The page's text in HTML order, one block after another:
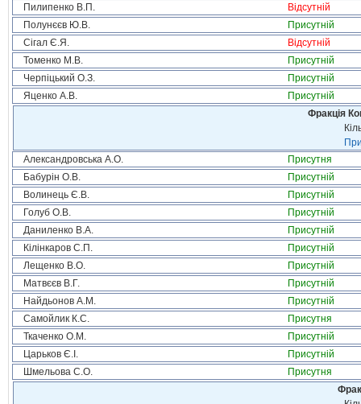
Пилипенко В.П.
Відсутній
Полунєєв Ю.В.
Присутній
Сігал Є.Я.
Відсутній
Томенко М.В.
Присутній
Черпіцький О.З.
Присутній
Яценко А.В.
Присутній
Фракція
Александровська А.О.
Присутня
Бабурін О.В.
Присутній
Волинець Є.В.
Присутній
Голуб О.В.
Присутній
Даниленко В.А.
Присутній
Кілінкаров С.П.
Присутній
Лещенко В.О.
Присутній
Матвєєв В.Г.
Присутній
Найдьонов А.М.
Присутній
Самойлик К.С.
Присутня
Ткаченко О.М.
Присутній
Царьков Є.І.
Присутній
Шмельова С.О.
Присутня